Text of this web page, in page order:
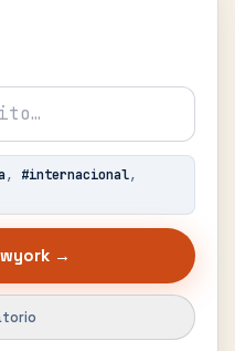
, #internacional,
→